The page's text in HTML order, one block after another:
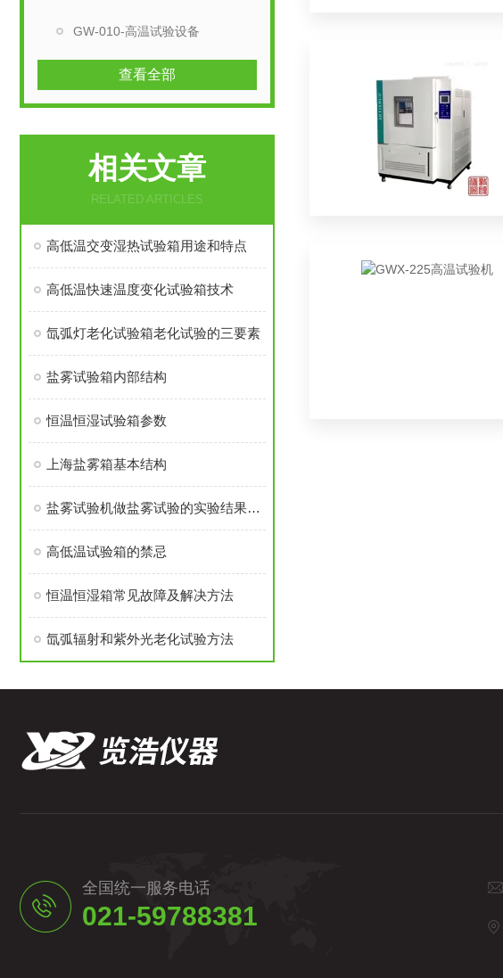
GW-010-高温试验设备
查看全部
相关文章
RELATED ARTICLES
高低温交变湿热试验箱用途和特点
高低温快速温度变化试验箱技术
氙弧灯老化试验箱老化试验的三要素
盐雾试验箱内部结构
恒温恒湿试验箱参数
上海盐雾箱基本结构
盐雾试验机做盐雾试验的实验结果阐述
高低温试验箱的禁忌
恒温恒湿箱常见故障及解决方法
氙弧辐射和紫外光老化试验方法
全国统一服务电话
021-59788381